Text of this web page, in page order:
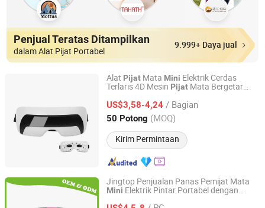
Penjual Teratas Ditampilkan
dalam Alat Pijat Portabel
9.999+ Daya jual
Alat Pijat Mata Mini Elektrik Cerdas
Terlaris 4D Mesin Pijat Mata Bergetar
US$3,58-4,24 / Bagian
50 Potong (MOQ)
Kirim Permintaan
Chenfeng Future (Fu'an) Technology Co., Ltd.
Fujian, China Harga mulai 2025
Jingtop Penjualan Panas Pemijat Mata
Mini Elektrik Pintar Portabel dengan
Fujian Jingtuo Health Technology Co., Ltd.